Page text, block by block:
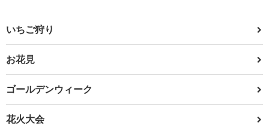
いちご狩り
お花見
ゴールデンウィーク
花火大会